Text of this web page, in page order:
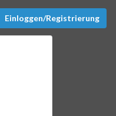
Einloggen/Registrierung